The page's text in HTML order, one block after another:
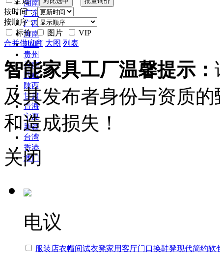
湖南
广东
广西
海南
四川
贵州
云南
西藏
陕西
甘肃
青海
宁夏
新疆
台湾
香港
澳门
按时间：
按顺序：
标价
图片
VIP
合并供应商 大图 列表
智能家具工厂温馨提示：
及其发布者身份与资质
和造成损失！
关闭
电议
服装店衣帽间试衣凳家用客厅门口换鞋凳现代简约软